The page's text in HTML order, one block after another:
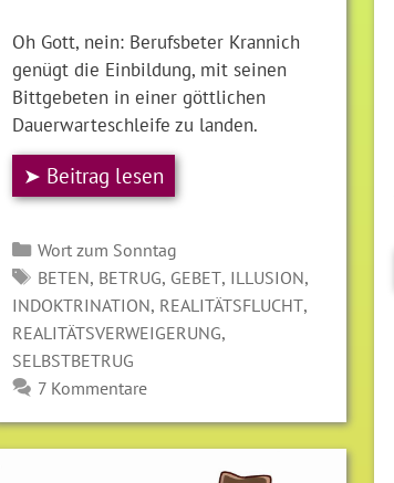
Oh Gott, nein: Berufsbeter Krannich
genügt die Einbildung, mit seinen
Bittgebeten in einer göttlichen
Dauerwarteschleife zu landen.
➤ Beitrag lesen
Kategorien
Wort zum Sonntag
SCHLAGWÖRTER
BETEN, BETRUG, GEBET, ILLUSION,
INDOKTRINATION, REALITÄTSFLUCHT,
REALITÄTSVERWEIGERUNG,
SELBSTBETRUG
7 Kommentare